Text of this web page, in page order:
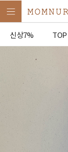
신상7% TOP